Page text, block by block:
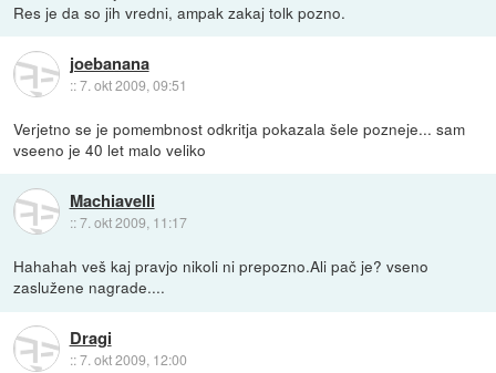
Res je da so jih vredni, ampak zakaj tolk pozno.
joebanana
::7. okt 2009, 09:51
Verjetno se je pomembnost odkritja pokazala šele pozneje... sam
vseeno je 40 let malo veliko
Machiavelli
::7. okt 2009, 11:17
Hahahah veš kaj pravjo nikoli ni prepozno.Ali pač je? vseno
zaslužene nagrade....
Dragi
::7. okt 2009, 12:00